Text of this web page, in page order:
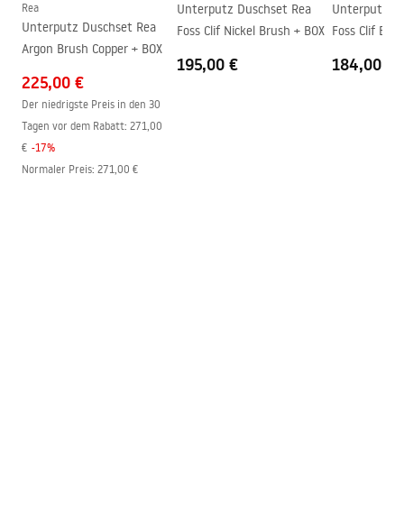
Höhe
1950mm
Kabinenrichtung
Garantie
24 monate
Easy Clean Beschichtung
Rea
Unterputz Duschset Rea
Argon Brush Copper + BOX
225,00 €
Der niedrigste Preis in den 30
Tagen vor dem Rabatt: 271,00
€ -17%
Normaler Preis: 271,00 €
Unterputz Duschset Rea
Foss Clif Nickel Brush + BOX
195,00 €
Unterputz
Foss Clif
184,00 €